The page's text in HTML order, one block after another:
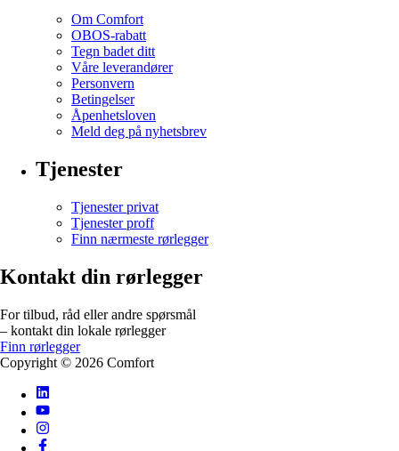
Om Comfort
OBOS-rabatt
Tegn badet ditt
Våre leverandører
Personvern
Betingelser
Åpenhetsloven
Meld deg på nyhetsbrev
Tjenester
Tjenester privat
Tjenester proff
Finn nærmeste rørlegger
Kontakt din rørlegger
For tilbud, råd eller andre spørsmål
– kontakt din lokale rørlegger
Finn rørlegger
Copyright © 2026 Comfort